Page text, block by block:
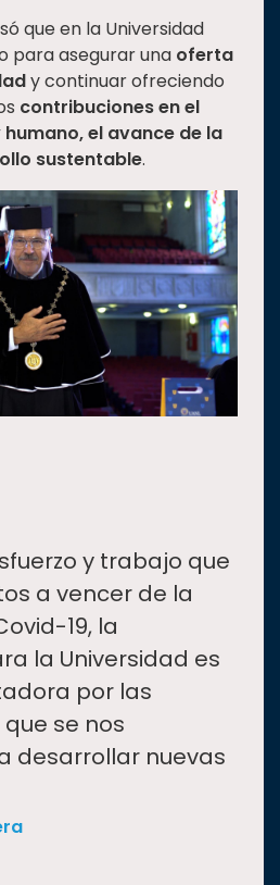
que en la Universidad
para asegurar una oferta
y continuar ofreciendo
contribuciones en el
el avance de la
sustentable.
y trabajo que
a vencer de la
19, la
la Universidad es
por las
se nos
desarrollar nuevas